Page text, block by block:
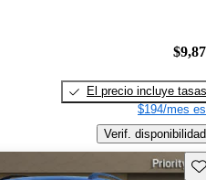
El precio incluye tasas
$194/mes
Verif. disponibilidad